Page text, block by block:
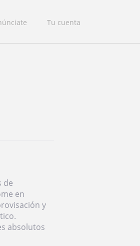
Tu cuenta
de
en
y
absolutos